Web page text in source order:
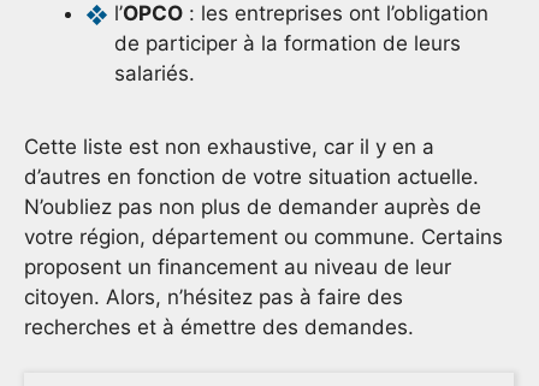
l’OPCO : les entreprises ont l’obligation
de participer à la formation de leurs
salariés.
Cette liste est non exhaustive, car il y en a
d’autres en fonction de votre situation actuelle.
N’oubliez pas non plus de demander auprès de
votre région, département ou commune. Certains
proposent un financement au niveau de leur
citoyen. Alors, n’hésitez pas à faire des
recherches et à émettre des demandes.